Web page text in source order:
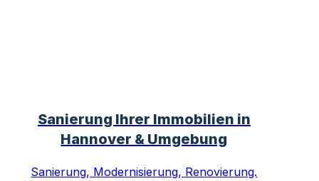
Sanierung Ihrer Immobilien in
Hannover & Umgebung
Sanierung, Modernisierung, Renovierung.